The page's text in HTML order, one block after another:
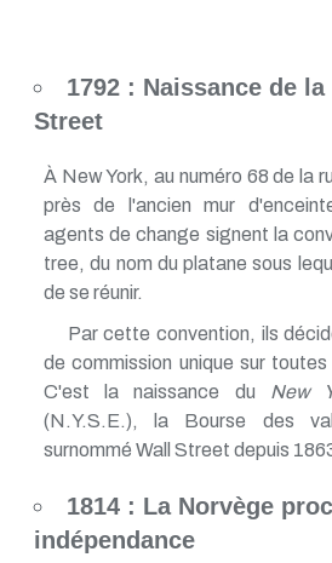
1792 : Naissance de la
Street
À New York, au numéro 68 de la
près de l'ancien mur
agents de change signent la
tree, du nom du platane sous
de se réunir.
Par cette convention, ils
de commission unique sur
C'est la naissance du New
(N.Y.S.E.), la Bourse des
surnommé Wall Street depuis
1814 : La Norvège
indépendance